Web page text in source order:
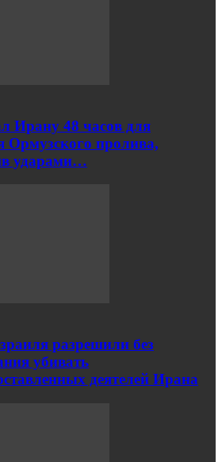
Ирану 48 часов для
Ормузского пролива,
ударами…
разрешили без
убивать
деятелей Ирана